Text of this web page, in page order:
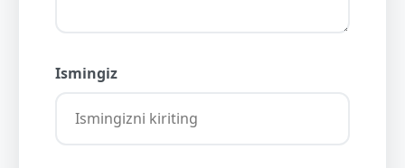
Ismingiz